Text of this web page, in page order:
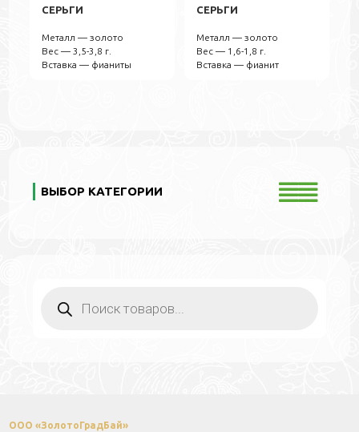
СЕРЬГИ
Металл — золото
Вес — 3,5-3,8 г.
Вставка — фианиты
СЕРЬГИ
Металл — золото
Вес — 1,6-1,8 г.
Вставка — фианит
ВЫБОР КАТЕГОРИИ
ООО «ЗолотоГрадБай»